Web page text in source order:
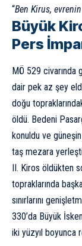
“Ben Kirus, evrenin
Büyük
Pers
MÖ 529 civarında
dair pek az şey
doğu
öldü. Bedeni
konuldu ve
taş mezara
II. Kiros öldükten
topraklarında
sınırlarını
330’da Büyük
iki yüzyıl boyunca